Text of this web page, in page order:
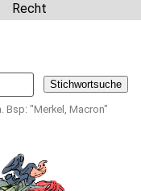
Recht
Bsp: "Merkel, Macron"